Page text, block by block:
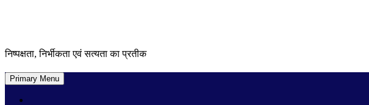
निष्पक्षता, निर्भीकता एवं सत्यता का प्रतीक
Primary Menu